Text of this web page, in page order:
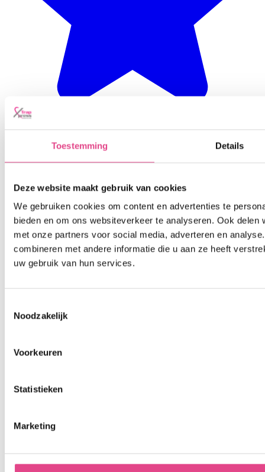
Toestemming Details
Deze website maakt gebruik van cookies
We gebruiken cookies om content en advertenties te
bieden en om ons websiteverkeer te analyseren. Ook
met onze partners voor social media, adverteren en
combineren met andere informatie die u aan ze heeft
uw gebruik van hun services.
Noodzakelijk
Voorkeuren
Statistieken
Marketing